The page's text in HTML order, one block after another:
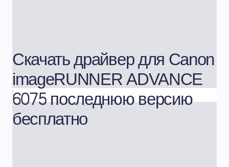
Скачать драйвер для Canon
imageRUNNER ADVANCE
6075 последнюю версию
бесплатно